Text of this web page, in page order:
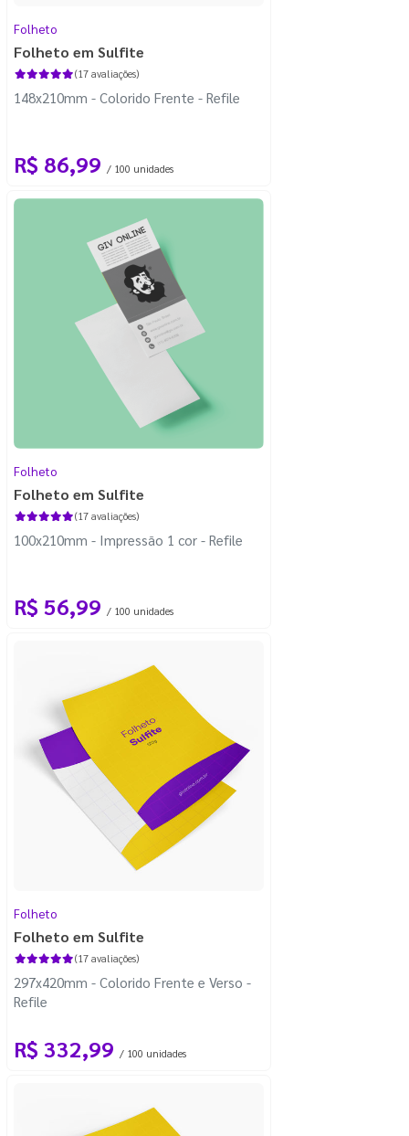
Folheto
Folheto em Sulfite
(17 avaliações)
148x210mm - Colorido Frente - Refile
R$ 86,99 / 100 unidades
Folheto
Folheto em Sulfite
(17 avaliações)
100x210mm - Impressão 1 cor - Refile
R$ 56,99 / 100 unidades
Folheto
Folheto em Sulfite
(17 avaliações)
297x420mm - Colorido Frente e Verso -
Refile
R$ 332,99 / 100 unidades